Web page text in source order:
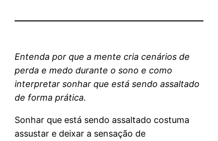
Entenda por que a mente cria cenários de
perda e medo durante o sono e como
interpretar sonhar que está sendo assaltado
de forma prática.
Sonhar que está sendo assaltado costuma
assustar e deixar a sensação de